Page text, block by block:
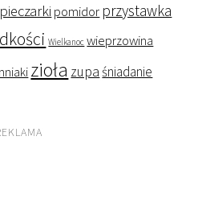
pieczarki pomidor przystawka
Wielkanoc wieprzowina
zioła zupaśniadanie